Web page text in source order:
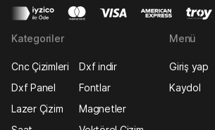
Kategoriler
Cnc Çizimleri
Dxf indir
Dxf Panel
Fontlar
Lazer Çizim
Magnetler
Menü
Giriş yap
Kaydol